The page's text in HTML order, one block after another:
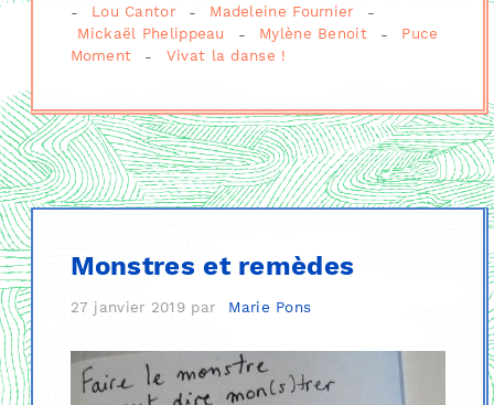
-
Lou Cantor - Madeleine Fournier
-
Mickaël Phelippeau
- Mylène Benoit -
Puce
Moment
- Vivat la danse !
Monstres et remèdes
27 janvier 2019 par Marie Pons